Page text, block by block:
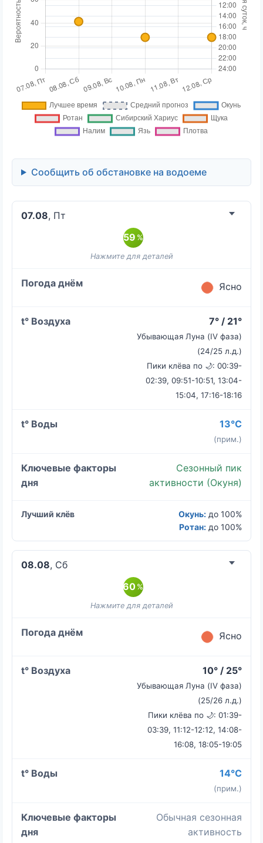
Сообщить об обстановке на водоеме
07.08, Пт
59 %
Ясно
7° / 21°
Убывающая Луна (IV фаза)
(24/25 л.д.)
Пики клёва по 🌙: 00:39-
02:39, 09:51-10:51, 13:04-
15:04, 17:16-18:16
13°C
(прим.)
Сезонный пик
активности (Окуня)
Окунь: до 100%
Ротан: до 100%
08.08, Сб
60 %
Ясно
10° / 25°
Убывающая Луна (IV фаза)
(25/26 л.д.)
Пики клёва по 🌙: 01:39-
03:39, 11:12-12:12, 14:08-
16:08, 18:05-19:05
14°C
(прим.)
Обычная сезонная
активность